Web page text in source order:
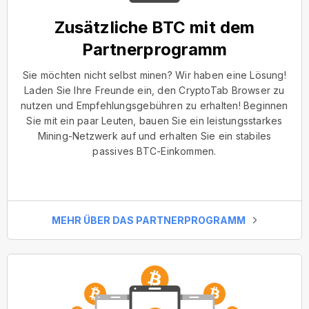
Zusätzliche BTC mit dem
Partnerprogramm
Sie möchten nicht selbst minen? Wir haben eine Lösung!
Laden Sie Ihre Freunde ein, den CryptoTab Browser zu
nutzen und Empfehlungsgebühren zu erhalten! Beginnen
Sie mit ein paar Leuten, bauen Sie ein leistungsstarkes
Mining-Netzwerk auf und erhalten Sie ein stabiles
passives BTC-Einkommen.
MEHR ÜBER DAS PARTNERPROGRAMM